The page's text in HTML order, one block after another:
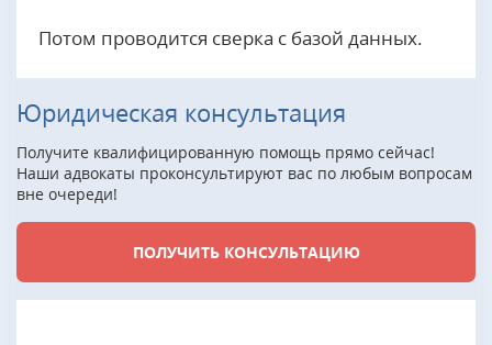
Потом проводится сверка с базой данных.
Юридическая консультация
Получите квалифицированную помощь прямо сейчас!
Наши адвокаты проконсультируют вас по любым вопросам
вне очереди!
ПОЛУЧИТЬ КОНСУЛЬТАЦИЮ